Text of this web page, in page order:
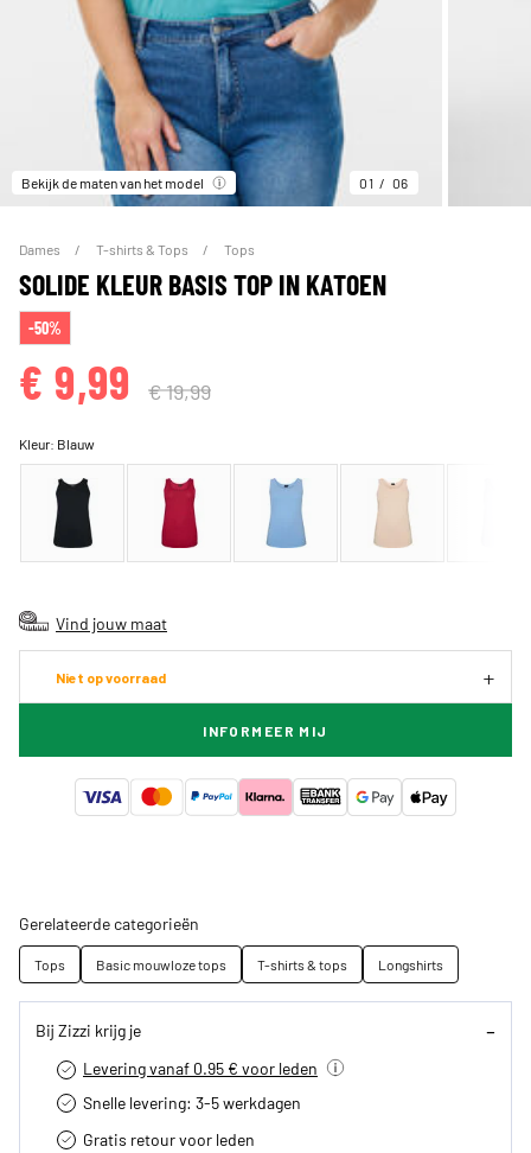
Bekijk de maten van het model 01 06
Dames T-shirts & Tops Tops
SOLIDE KLEUR BASIS TOP IN KATOEN
-50%
€ 9,99 € 19,99
Kleur: Blauw
Vind jouw maat
Niet op voorraad
INFORMEER MIJ
Gerelateerde categorieën
Tops Basic mouwloze tops T-shirts & tops Longshirts
Bij Zizzi krijg je
Levering vanaf 0.95 € voor leden
Snelle levering: 3-5 werkdagen
Gratis retour voor leden